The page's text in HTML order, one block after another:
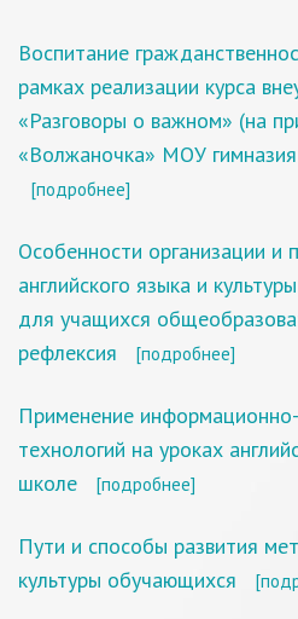
Воспитание
рамках реализации курса
«Разговоры о важном» (на
«Волжаночка» МОУ
[подробнее]
Особенности организации и
английского языка и
для учащихся
рефлексия
[подробнее]
Применение
технологий на уроках
школе
[подробнее]
Пути и способы развития
культуры обучающихся